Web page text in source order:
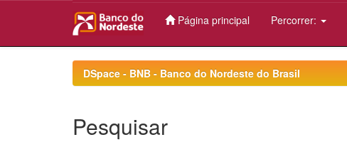
Página principal Percorrer:
DSpace - BNB - Banco do Nordeste do Brasil
Pesquisar